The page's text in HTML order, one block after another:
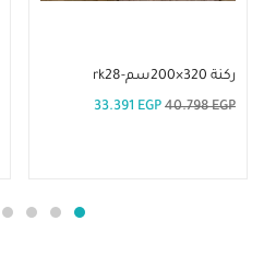
ركنة 320×200سم-rk28
40.798EGP
33.391 EGP